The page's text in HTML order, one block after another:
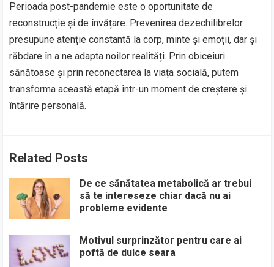
Perioada post-pandemie este o oportunitate de
reconstrucție și de învățare. Prevenirea dezechilibrelor
presupune atenție constantă la corp, minte și emoții, dar și
răbdare în a ne adapta noilor realități. Prin obiceiuri
sănătoase și prin reconectarea la viața socială, putem
transforma această etapă într-un moment de creștere și
întărire personală.
Related Posts
De ce sănătatea metabolică ar trebui
să te intereseze chiar dacă nu ai
probleme evidente
Motivul surprinzător pentru care ai
poftă de dulce seara